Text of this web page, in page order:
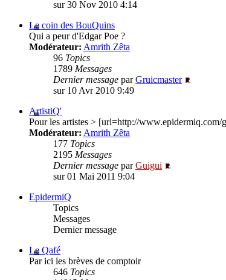
sur 30 Nov 2010 4:14
Le coin des BouQuins
Qui a peur d'Edgar Poe ?
Modérateur: Amrith Zêta
96 Topics
1789 Messages
Dernier message parGruicmaster
sur 10 Avr 2010 9:49
ArtistiQ'
Pour les artistes > [url=http://
Modérateur: Amrith Zêta
177 Topics
2195 Messages
Dernier message parGuigui
sur 01 Mai 2011 9:04
EpidermiQ
Topics
Messages
Dernier message
Le Qafé
Par ici les brèves de comptoir
646 Topics